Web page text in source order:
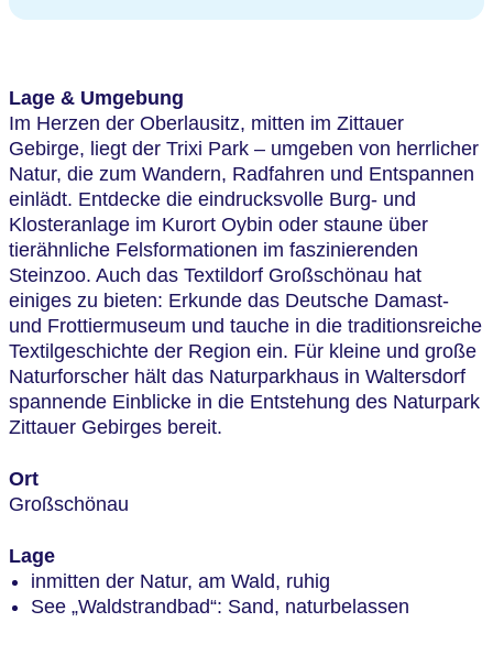
Lage & Umgebung
Im Herzen der Oberlausitz, mitten im Zittauer
Gebirge, liegt der Trixi Park – umgeben von herrlicher
Natur, die zum Wandern, Radfahren und Entspannen
einlädt. Entdecke die eindrucksvolle Burg- und
Klosteranlage im Kurort Oybin oder staune über
tierähnliche Felsformationen im faszinierenden
Steinzoo. Auch das Textildorf Großschönau hat
einiges zu bieten: Erkunde das Deutsche Damast-
und Frottiermuseum und tauche in die traditionsreiche
Textilgeschichte der Region ein. Für kleine und große
Naturforscher hält das Naturparkhaus in Waltersdorf
spannende Einblicke in die Entstehung des Naturpark
Zittauer Gebirges bereit.
Ort
Großschönau
Lage
inmitten der Natur, am Wald, ruhig
See „Waldstrandbad“: Sand, naturbelassen